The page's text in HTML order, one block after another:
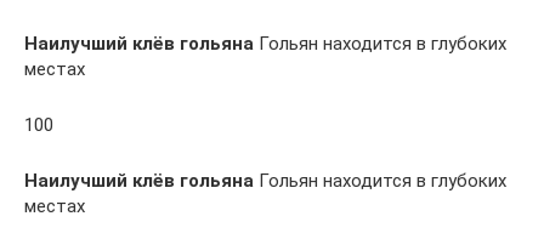
Наилучший клёв гольяна Гольян находится в глубоких
местах
100
Наилучший клёв гольяна Гольян находится в глубоких
местах